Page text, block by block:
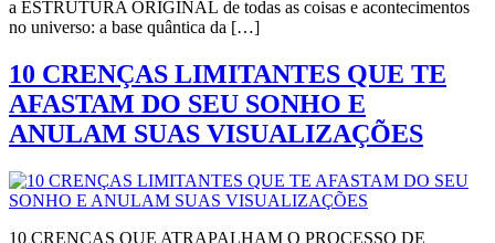
a ESTRUTURA ORIGINAL de todas as coisas e acontecimentos
no universo: a base quântica da […]
10 CRENÇAS LIMITANTES QUE TE
AFASTAM DO SEU SONHO E
ANULAM SUAS VISUALIZAÇÕES
10 CRENÇAS QUE ATRAPALHAM O PROCESSO DE